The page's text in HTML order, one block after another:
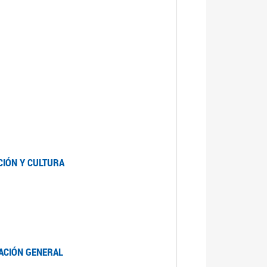
Y CULTURA
GENERAL